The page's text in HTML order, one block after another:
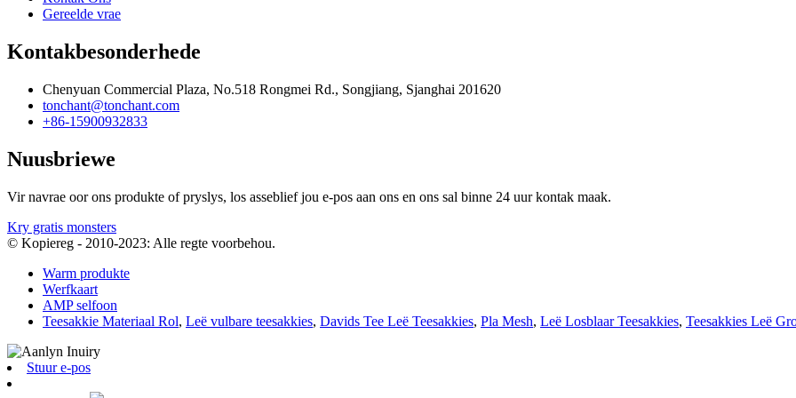
Gereelde vrae
Kontakbesonderhede
Chenyuan Commercial Plaza, No.518 Rongmei Rd., Songjiang, Sjanghai 201620
tonchant@tonchant.com
+86-15900932833
Nuusbriewe
Vir navrae oor ons produkte of pryslys, los asseblief jou e-pos aan ons en ons sal binne 24 uur kontak maak.
Kry gratis monsters
© Kopiereg - 2010-2023: Alle regte voorbehou.
Warm produkte
Werfkaart
AMP selfoon
Teesakkie Materiaal Rol, Leë vulbare teesakkies, Davids Tee Leë Teesakkies, Pla Mesh, Leë Losblaar Teesakkies, Teesakkies Leë
Stuur e-pos